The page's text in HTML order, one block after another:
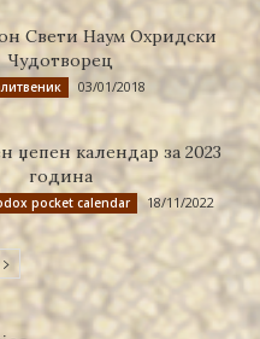
Свети Наум Охридски
Чудотворец
03/01/2018
џепен календар за 2023
година
pocket calendar 18/11/2022